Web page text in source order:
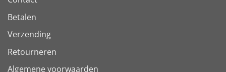
Betalen
Verzending
Retourneren
Algemene voorwaarden